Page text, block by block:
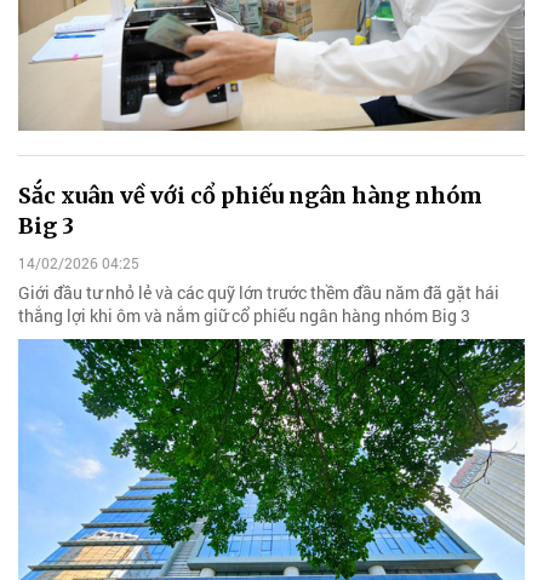
Sắc xuân về với cổ phiếu ngân hàng nhóm
Big 3
14/02/2026 04:25
Giới đầu tư nhỏ lẻ và các quỹ lớn trước thềm đầu năm đã gặt hái
thắng lợi khi ôm và nắm giữ cổ phiếu ngân hàng nhóm Big 3